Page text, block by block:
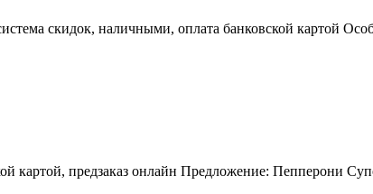
скидок, наличными, оплата банковской картой
картой, предзаказ онлайн Предложение: Пепперони